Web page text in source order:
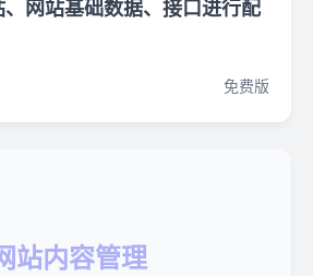
网站基础数据、接口进行配
免费版
站内容管理